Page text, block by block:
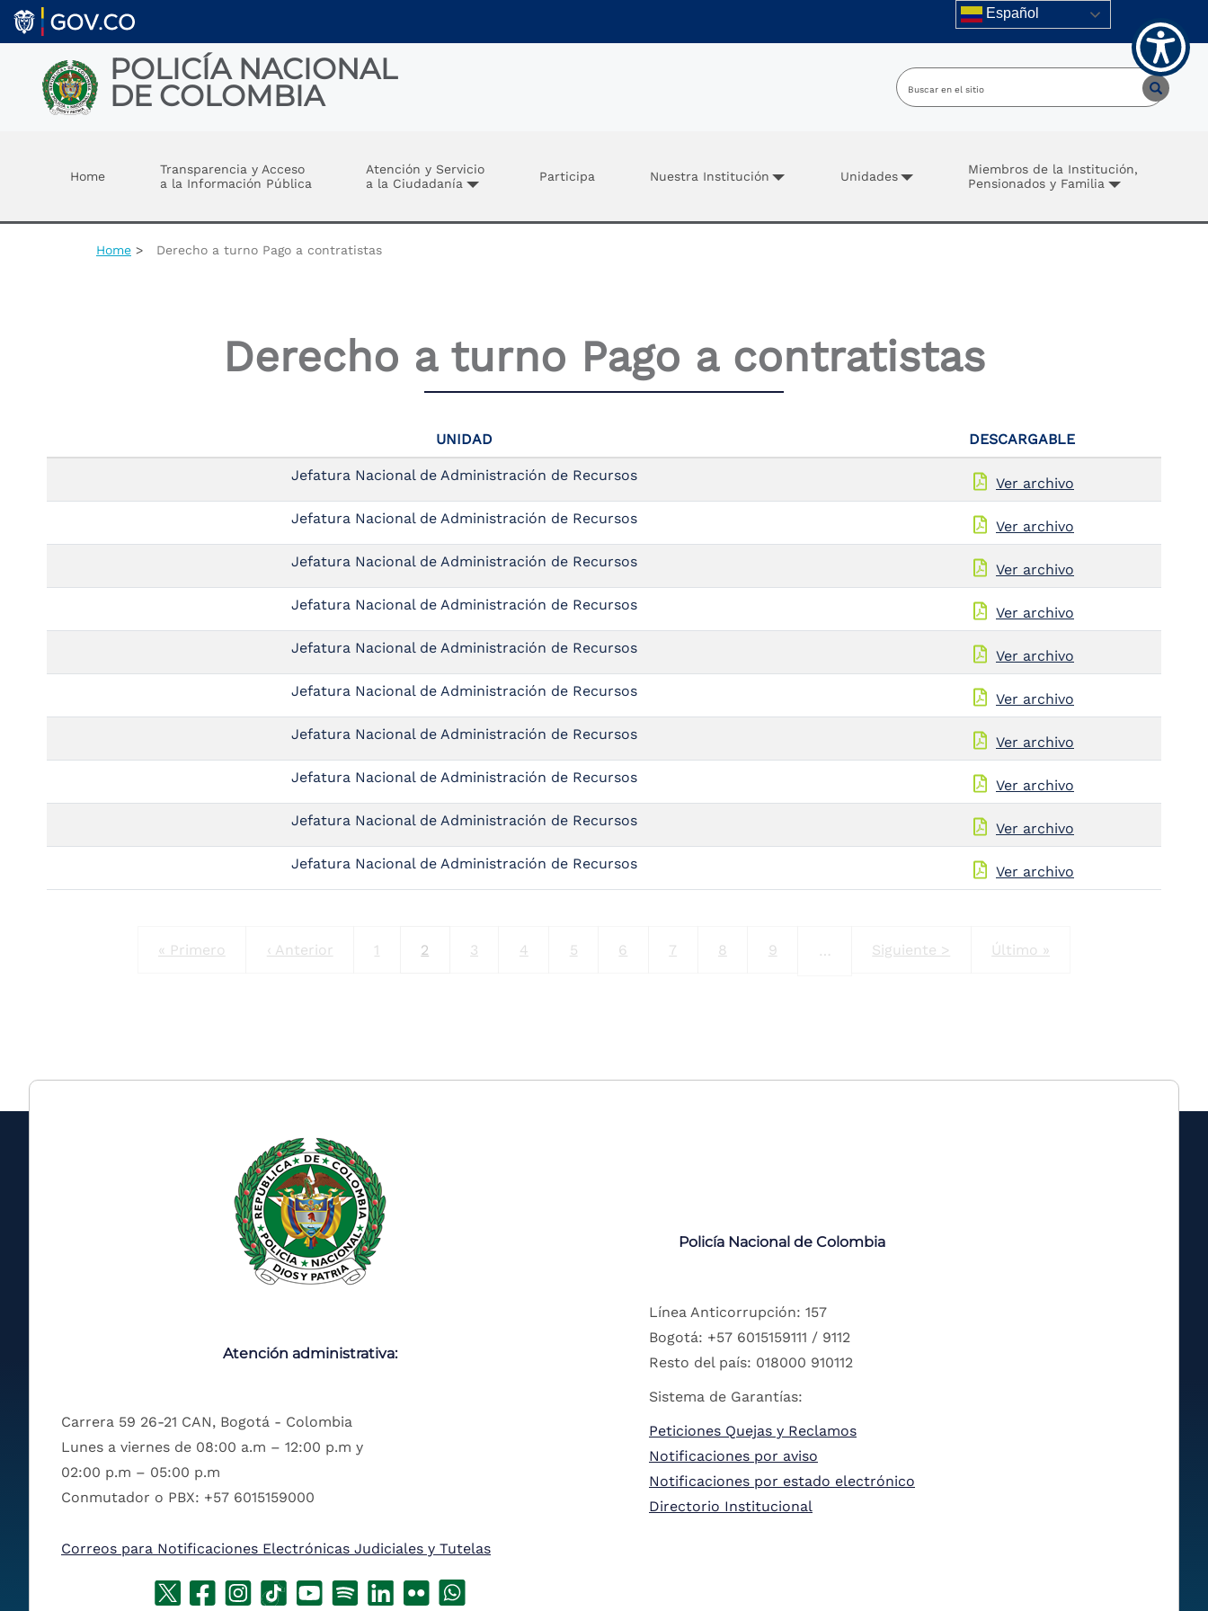
Welcome
All
Accessibility
Skip to main content Español
POLICÍA NACIONAL
DE COLOMBIA
Home
Transparencia y Acceso
a la Información Pública
Atención y Servicio
a la Ciudadanía
Participa Nuestra Institución Unidades
Miembros de la Institución,
Pensionados y Familia
Home Derecho a turno Pago a contratistas
Derecho a turno Pago a contratistas
UNIDAD DESCARGABLE
Jefatura Nacional de Administración de Recursos Ver archivo
Jefatura Nacional de Administración de Recursos Ver archivo
Jefatura Nacional de Administración de Recursos Ver archivo
Jefatura Nacional de Administración de Recursos Ver archivo
Jefatura Nacional de Administración de Recursos Ver archivo
Jefatura Nacional de Administración de Recursos Ver archivo
Jefatura Nacional de Administración de Recursos Ver archivo
Jefatura Nacional de Administración de Recursos Ver archivo
Jefatura Nacional de Administración de Recursos Ver archivo
Jefatura Nacional de Administración de Recursos Ver archivo
Pagination
First page
« Primero Previous page
‹ Anterior Página
1 Current page
2 Página
3 Página
4 Página
5 Página
6 Página
7 Página
8 Página
9 … Next page
Siguiente > Last page
Último »
Atención administrativa:
Carrera 59 26-21 CAN, Bogotá - Colombia
Lunes a viernes de 08:00 a.m – 12:00 p.m y
02:00 p.m – 05:00 p.m
Conmutador o PBX: +57 6015159000
Correos para Notificaciones Electrónicas Judiciales y Tutelas
Policía Nacional de Colombia
Línea Anticorrupción: 157
Bogotá: +57 6015159111 / 9112
Resto del país: 018000 910112
Sistema de Garantías:
Peticiones Quejas y Reclamos
Notificaciones por aviso
Notificaciones por estado electrónico
Directorio Institucional